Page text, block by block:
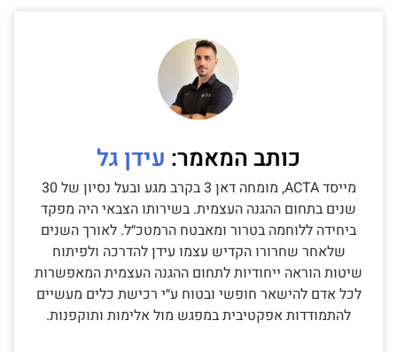
עידן גל
מייסד ACTA, מומחה דאן 3 בקרב מגע ובעל נסיון של 30
שנים בתחום ההגנה העצמית. בשירותו הצבאי היה מפקד
ביחידה ללוחמה בטרור ומאבטח הרמטכ״ל. לאורך השנים
שלאחר שחרורו הקדיש עצמו עידן להדרכה ולפיתוח
שיטות הוראה ייחודיות לתחום ההגנה העצמית המאפשרות
לכל אדם להישאר חופשי ובטוח ע״י רכישת כלים מעשיים
להתמודדות אפקטיבית במפגש מול אלימות ותוקפנות.